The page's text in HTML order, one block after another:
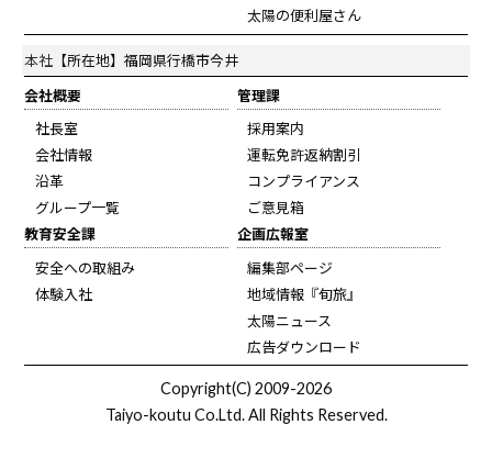
太陽の便利屋さん
本社 【所在地】福岡県行橋市今井
会社概要
社長室
会社情報
沿革
グループ一覧
管理課
採用案内
運転免許返納割引
コンプライアンス
ご意見箱
教育安全課
安全への取組み
体験入社
企画広報室
編集部ページ
地域情報『旬旅』
太陽ニュース
広告ダウンロード
Copyright(C) 2009-2026
Taiyo-koutu Co.Ltd. All Rights Reserved.